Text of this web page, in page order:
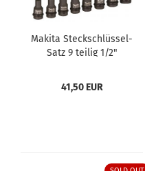
Makita Steckschlüssel-
Satz 9 teilig 1/2"
41,50 EUR